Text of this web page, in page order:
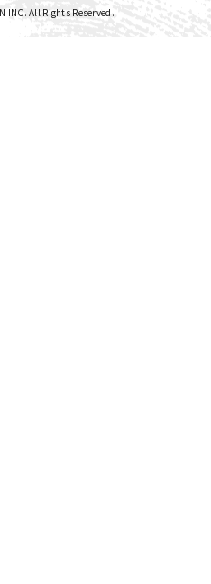
INC. All Rights Reserved.